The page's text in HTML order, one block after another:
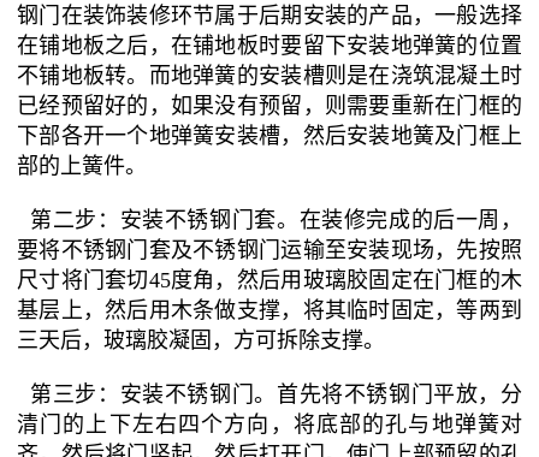
钢门在装饰装修环节属于后期安装的产品，一般选择
在铺地板之后，在铺地板时要留下安装地弹簧的位置
不铺地板转。而地弹簧的安装槽则是在浇筑混凝土时
已经预留好的，如果没有预留，则需要重新在门框的
下部各开一个地弹簧安装槽，然后安装地簧及门框上
部的上簧件。
第二步：安装不锈钢门套。在装修完成的后一周，
要将不锈钢门套及不锈钢门运输至安装现场，先按照
尺寸将门套切45度角，然后用玻璃胶固定在门框的木
基层上，然后用木条做支撑，将其临时固定，等两到
三天后，玻璃胶凝固，方可拆除支撑。
第三步：安装不锈钢门。首先将不锈钢门平放，分
清门的上下左右四个方向，将底部的孔与地弹簧对